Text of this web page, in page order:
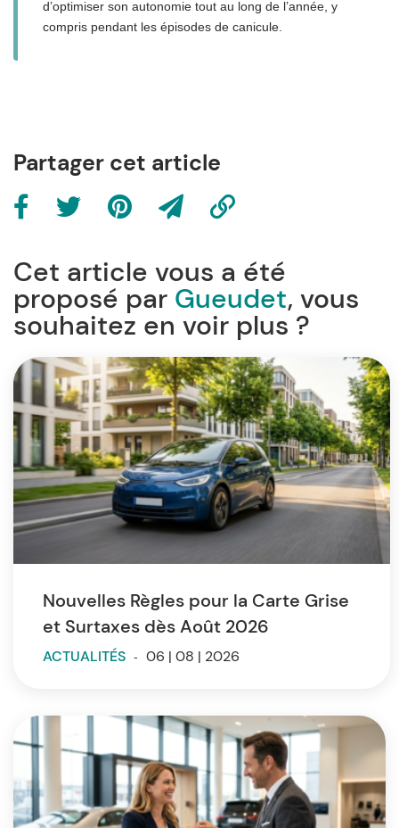
d’optimiser son autonomie tout au long de l’année, y
compris pendant les épisodes de canicule.
Partager cet article
Cet article vous a été
proposé par Gueudet, vous
souhaitez en voir plus ?
Nouvelles Règles pour la Carte Grise
et Surtaxes dès Août 2026
ACTUALITÉS - 06 | 08 | 2026